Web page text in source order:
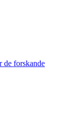
de forskande